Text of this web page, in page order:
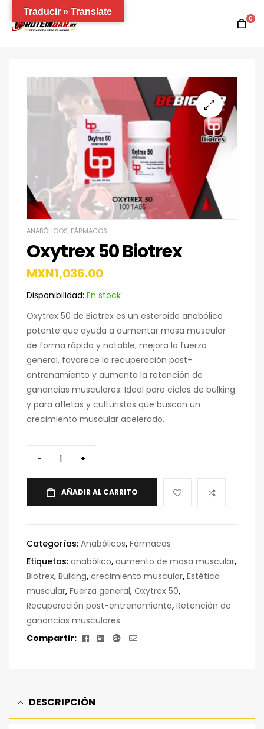
0
ANABÓLICOS, FÁRMACOS
Oxytrex 50 Biotrex
MXN1,036.00
Disponibilidad: En stock
Oxytrex 50 de Biotrex es un esteroide anabólico
potente que ayuda a aumentar masa muscular
de forma rápida y notable, mejora la fuerza
general, favorece la recuperación post-
entrenamiento y aumenta la retención de
ganancias musculares. Ideal para ciclos de bulking
y para atletas y culturistas que buscan un
crecimiento muscular acelerado.
- +
AÑADIR AL CARRITO
Categorías: Anabólicos, Fármacos
Etiquetas: anabólico, aumento de masa muscular,
Biotrex, Bulking, crecimiento muscular, Estética
muscular, Fuerza general, Oxytrex 50,
Recuperación post-entrenamiento, Retención de
ganancias musculares
Compartir:
Facebook
LinkedinGoogle+
Correo
DESCRIPCIÓN
Traducir » Translate